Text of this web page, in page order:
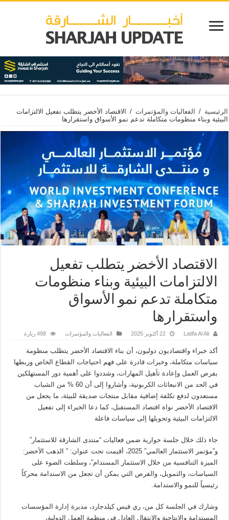
الرئيسية / الفعاليات والمؤتمرات /
الاقتصاد الأخضر يتطلب تفعيل الالتزامات
البيئية وبناء منظومات متكاملة تدعم نمو الأسواق واستقرارها
الاقتصاد الأخضر يتطلب تفعيل
الالتزامات البيئية وبناء منظومات
متكاملة تدعم نمو الأسواق
واستقرارها
Latifa Al Ali 22 أكتوبر 2025 الفعاليات والمؤتمرات 498 زيارة
أكد خبراء واقتصاديون دوليون، أن بناء الاقتصاد الأخضر يتطلب منظومة
سياسات متكاملة، وخبرات قادرة على فهم احتياجات القطاع الخاص وربطها
بفرص العمل وإعادة تأهيل المهارات، وشددوا على أهمية دور المستهلكين
في الحد من الانبعاثات الكربونية، وأشاروا إلى أن 60 % من الشباب
مستعدون لدفع تكلفة إضافية مقابل منتجات صديقة للبيئة، ما يجعل من
الاقتصاد الأخضر نواة اقتصاد المستقبل، كما دعا الخبراء إلى تفعيل
الالتزامات البيئية وتحويلها إلى سياسات فاعلة
جاء ذلك خلال جلسة حوارية ضمن فعاليات “منتدى الشارقة للاستثمار”
و”مؤتمر الاستثمار العالمي” 2025، أقيمت تحت عنوان: ” الذهب الأخضر:
الميزة التنافسية من خلال الاستثمار المستدام”، وسلطت الضوء على
السياسات، والتمويل، والفرص التي يمكن أن تجعل من الاستدامة محركاً
رئيسياً للنمو والاستدامة.
وشارك في الجلسة كل من، ري فيس كيلدجارد، مديرة إدارة المؤسسات
المستدامة والإنتاجية والانتقال العادل في منظمة العمل الدولية،